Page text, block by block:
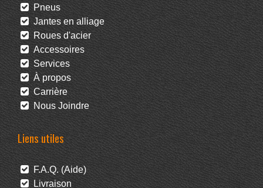
Pneus
Jantes en alliage
Roues d'acier
Accessoires
Services
À propos
Carrière
Nous Joindre
Liens utiles
F.A.Q. (Aide)
Livraison